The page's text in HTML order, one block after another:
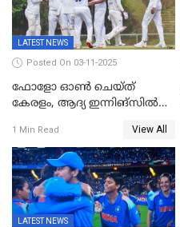
LATEST NEWS
Posted On 03-11-2025
ഫോളോ ഓൺ ചെയ്ത്
കേരളം, ആദ്യ ഇന്നിങ്സിൽ
രഞ്ജിയിൽ കർണാടകയ്ക്ക്
കൂറ്റൻ ലീഡ്
1 Min Read View All
LATEST NEWS